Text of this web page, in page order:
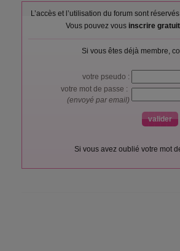
L’accès et l’utilisation du forum sont
Vous pouvez vous inscrire
Si vous êtes déjà membre,
votre pseudo :
votre mot de passe :
(envoyé par email)
Si vous avez oublié votre mot